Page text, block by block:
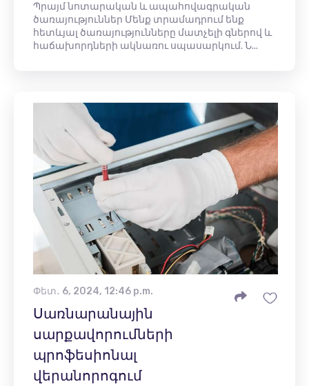
Պրայմ նոտարական և ապահովագրական
ծառայություններ Մենք տրամադրում ենք
հետևյալ ծառայությունները մատչելի գներով և
հաճախորդների ակնառու սպասարկում. Ն...
Փետ․ 6, 2024, 12:46 p.m.
Սառնարանային
սարքավորումների
պրոֆեսիոնալ
վերանորոգում